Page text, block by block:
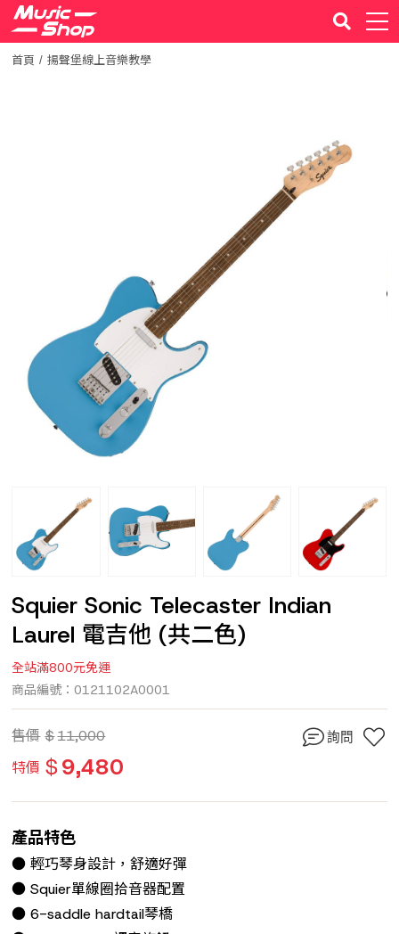
首頁 揚聲堡線上音樂教學
Squier Sonic Telecaster Indian
Laurel 電吉他 (共二色)
全站滿800元免運
商品編號：0121102A0001
售價 $11,000
特價 $9,480
詢問
產品特色
● 輕巧琴身設計，舒適好彈
● Squier單線圈拾音器配置
● 6-saddle hardtail琴橋